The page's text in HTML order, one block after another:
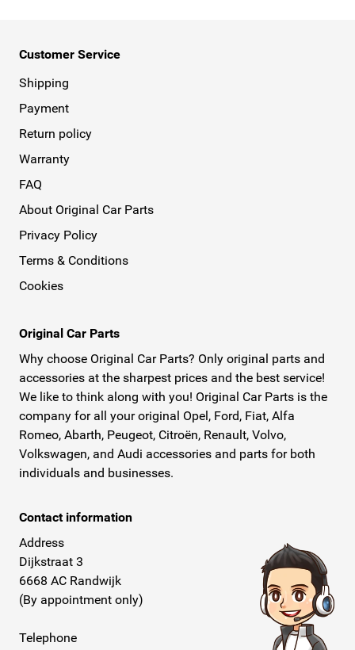
Customer Service
Shipping
Payment
Return policy
Warranty
FAQ
About Original Car Parts
Privacy Policy
Terms & Conditions
Cookies
Original Car Parts
Why choose Original Car Parts? Only original parts and
accessories at the sharpest prices and the best service!
We like to think along with you! Original Car Parts is the
company for all your original Opel, Ford, Fiat, Alfa
Romeo, Abarth, Peugeot, Citroën, Renault, Volvo,
Volkswagen, and Audi accessories and parts for both
individuals and businesses.
Contact information
Address
Dijkstraat 3
6668 AC Randwijk
(By appointment only)
Telephone